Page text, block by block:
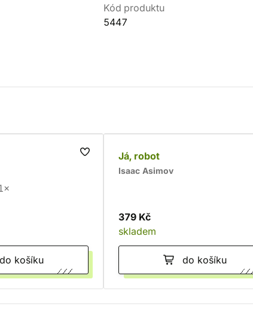
Kód produktu
5447
do košíku
Já, robot
Isaac Asimov
379 Kč
skladem
do košíku